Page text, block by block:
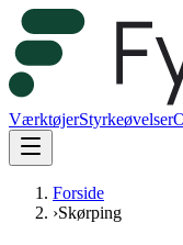
VærktøjerStyrkeøvelser
Forside
›Skørping